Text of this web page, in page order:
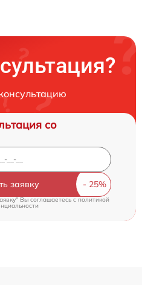
со
заявку
Вы соглашаетесь cполитикой